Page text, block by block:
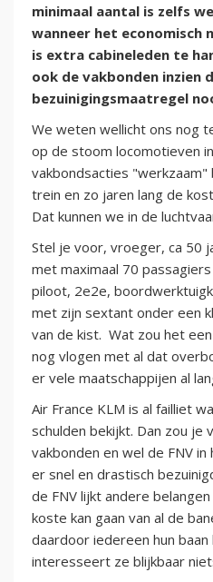
minimaal aantal is zelfs
wanneer het economisch
is extra cabineleden te
ook de vakbonden inzien
bezuinigingsmaatregel
We weten wellicht ons nog
op de stoom locomotieven
vakbondsacties
trein en zo jaren lang de
Dat kunnen we in de
Stel je voor, vroeger, ca 50
met maximaal 70
piloot, 2e2e,
met zijn sextant onder een
van de kist. Wat zou het
nog vlogen met al dat
er vele maatschappijen al
Air France KLM is al failliet
schulden bekijkt. Dan zou je
vakbonden en wel de FNV
er snel en drastisch
de FNV lijkt andere
koste kan gaan van al de
daardoor iedereen hun baan
interesseert ze blijkbaar